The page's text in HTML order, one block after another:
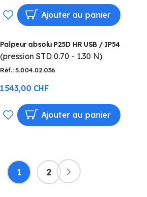
AJOUTER
MA
LISTE
D’ENVIE
Ajouter au panier
Palpeur absolu P25D HR USB / IP54
(pression STD 0.70 - 1.30 N)
Réf.: 5.004.02.036
1 543,00 CHF
AJOUTER
LISTE
D’ENVIE
Ajouter au panier
Page
Vous
lisez
1 Page
2 Page
Suivant